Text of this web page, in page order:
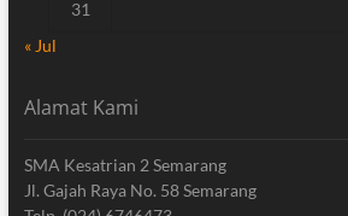
31
« Jul
Alamat Kami
SMA Kesatrian 2 Semarang
Jl. Gajah Raya No. 58 Semarang